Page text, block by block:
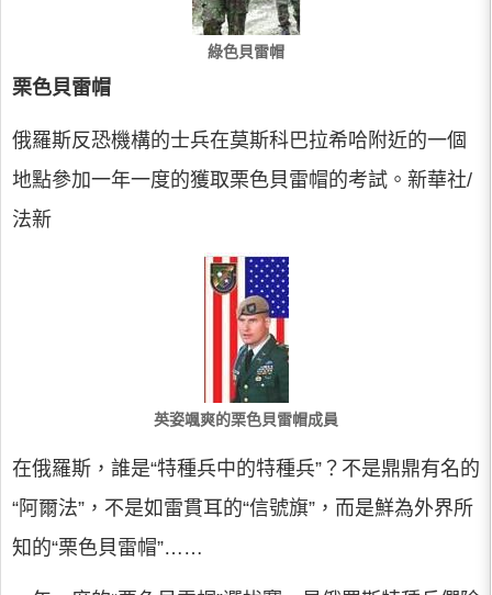
綠色貝雷帽
栗色貝雷帽
俄羅斯反恐機構的士兵在莫斯科巴拉希哈附近的一個
地點參加一年一度的獲取栗色貝雷帽的考試。新華社/
法新
英姿颯爽的栗色貝雷帽成員
在俄羅斯，誰是“特種兵中的特種兵”？不是鼎鼎有名的
“阿爾法”，不是如雷貫耳的“信號旗”，而是鮮為外界所
知的“栗色貝雷帽”……